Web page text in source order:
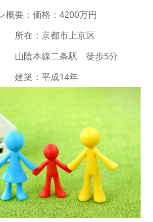
概要：価格：4200万円
都市上京区
二条駅 徒歩5分
平成14年